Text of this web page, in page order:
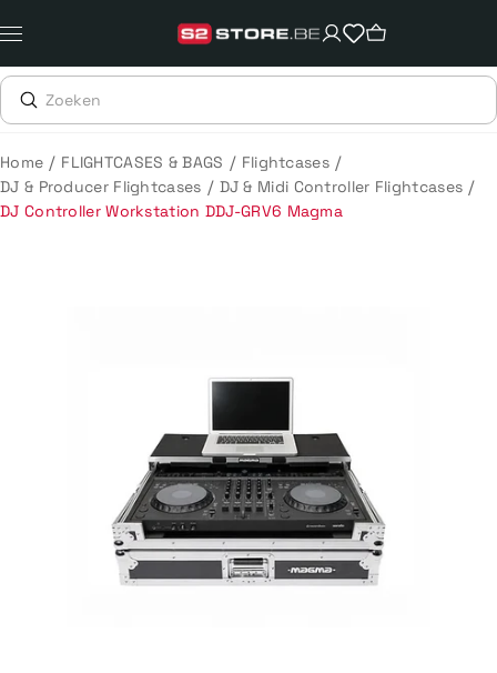
naar
content
Home / FLIGHTCASES & BAGS / Flightcases /
DJ & Producer Flightcases / DJ & Midi Controller Flightcases /
DJ Controller Workstation DDJ-GRV6 Magma